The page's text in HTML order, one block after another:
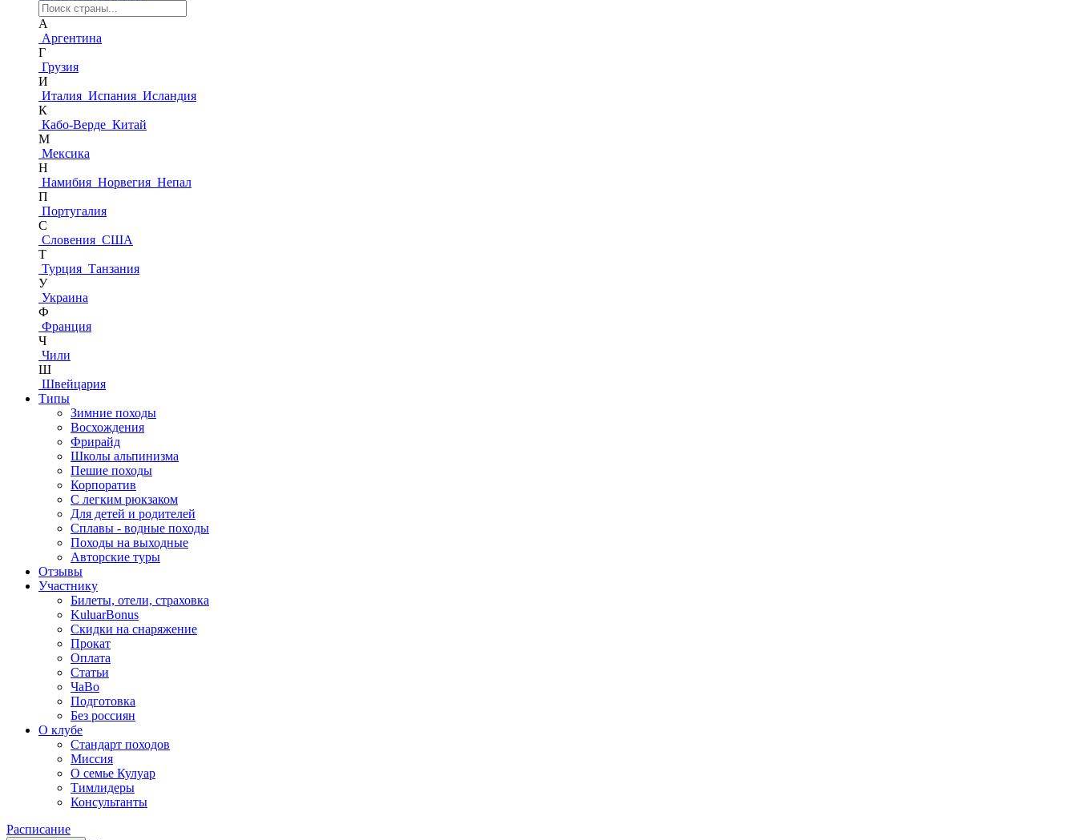
А
Аргентина
Г
Грузия
И
Италия Испания Исландия
К
Кабо-Верде Китай
М
Мексика
Н
Намибия Норвегия Непал
П
Португалия
С
Словения США
Т
Турция Танзания
У
Украина
Ф
Франция
Ч
Чили
Ш
Швейцария
Типы
Зимние походы
Восхождения
Фрирайд
Школы альпинизма
Пешие походы
Корпоратив
С легким рюкзаком
Для детей и родителей
Сплавы - водные походы
Походы на выходные
Авторские туры
Отзывы
Участнику
Билеты, отели, страховка
KuluarBonus
Скидки на снаряжение
Прокат
Оплата
Статьи
ЧаВо
Подготовка
Без россиян
О клубе
Стандарт походов
Миссия
О семье Кулуар
Тимлидеры
Консультанты
Расписание